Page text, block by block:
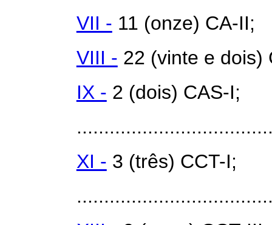
VII - 11 (onze) CA-II;
VIII - 22 (vinte e dois)
IX - 2 (dois) CAS-I;
XI - 3 (três) CCT-I;